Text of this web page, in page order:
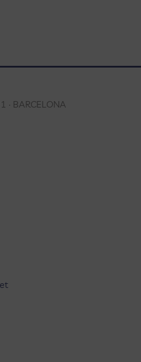
· BARCELONA